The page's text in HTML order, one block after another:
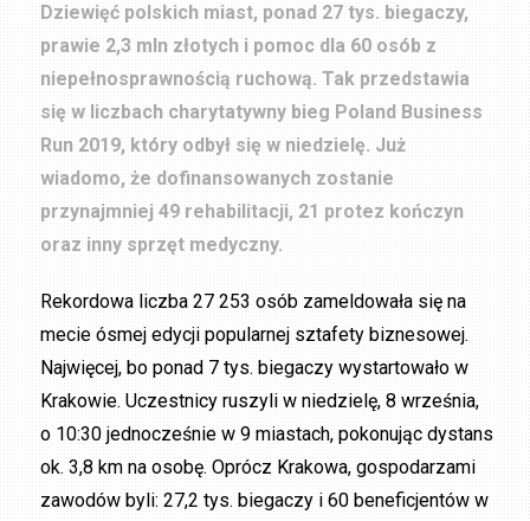
Dziewięć polskich miast, ponad 27 tys. biegaczy,
prawie 2,3 mln złotych i pomoc dla 60 osób z
niepełnosprawnością ruchową. Tak przedstawia
się w liczbach charytatywny bieg Poland Business
Run 2019, który odbył się w niedzielę. Już
wiadomo, że dofinansowanych zostanie
przynajmniej 49 rehabilitacji, 21 protez kończyn
oraz inny sprzęt medyczny.
Rekordowa liczba 27 253 osób zameldowała się na
mecie ósmej edycji popularnej sztafety biznesowej.
Najwięcej, bo ponad 7 tys. biegaczy wystartowało w
Krakowie. Uczestnicy ruszyli w niedzielę, 8 września,
o 10:30 jednocześnie w 9 miastach, pokonując dystans
ok. 3,8 km na osobę. Oprócz Krakowa, gospodarzami
zawodów byli: 27,2 tys. biegaczy i 60 beneficjentów w